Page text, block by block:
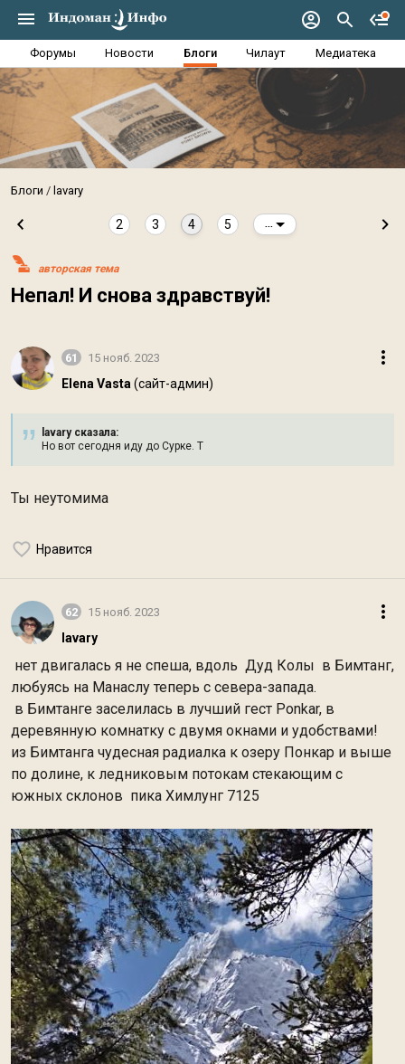
Форумы Новости Блоги Чилаут Медиатека
Блоги lavary
2 3 4 5
авторская тема
Непал! И снова здравствуй!
61 15 нояб. 2023
Elena Vasta (сайт-админ)
lavary сказалa:
Но вот сегодня иду до Сурке. Т
Ты неутомима
Нравится
62 15 нояб. 2023
lavary
нет двигалась я не спеша, вдоль Дуд Колы в Бимтанг,
любуясь на Манаслу теперь с севера-запада.
в Бимтанге заселилась в лучший гест Ponkar, в
деревянную комнатку с двумя окнами и удобствами!
из Бимтанга чудесная радиалка к озеру Понкар и выше
по долине, к ледниковым потокам стекающим с
южных склонов пика Химлунг 7125